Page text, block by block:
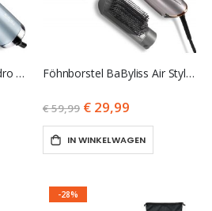
Fohnborstel BaByliss Hydro Fushion AS773E - Roterend met 2 draairichtingen - Ø 50mm Föhnborstel BaByliss Air Style 1000W Föhnborstel AS136E - 4 opzetstukken (max Ø50mm) - Coolshot
€ 59,99 € 29,99
IN WINKELWAGEN
-28%